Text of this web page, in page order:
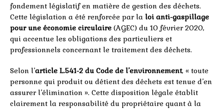
fondement législatif en matière de gestion des déchets.
Cette législation a été renforcée par la loi anti-gaspillage
pour une économie circulaire (AGEC) du 10 février 2020,
qui accentue les obligations des particuliers et
professionnels concernant le traitement des déchets.
Selon l’article L.541-2 du Code de l’environnement, « toute
personne qui produit ou détient des déchets est tenue d’en
assurer l’élimination ». Cette disposition légale établit
clairement la responsabilité du propriétaire quant à la